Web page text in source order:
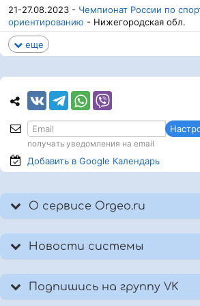
21-27.08.2023 - Чемпионат России по
ориентированию - Нижегородская обл.
еще
получать уведомления на email
Добавить в Google Календарь
О сервисе Orgeo.ru
Новости системы
Подпишись на группу VK